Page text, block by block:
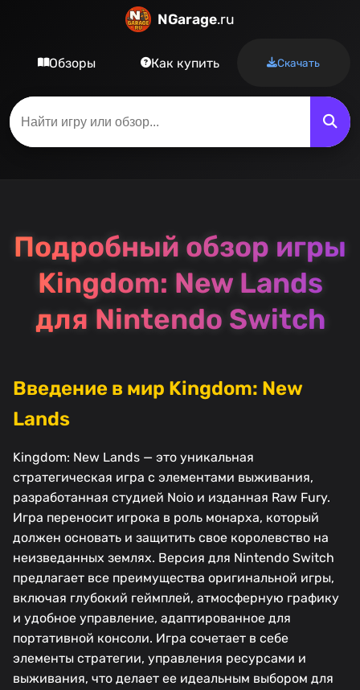
NGarage.ru
Обзоры Как купить Скачать
Подробный обзор игры
Kingdom: New Lands
для Nintendo Switch
Введение в мир Kingdom: New
Lands
Kingdom: New Lands — это уникальная
стратегическая игра с элементами выживания,
разработанная студией Noio и изданная Raw Fury.
Игра переносит игрока в роль монарха, который
должен основать и защитить свое королевство на
неизведанных землях. Версия для Nintendo Switch
предлагает все преимущества оригинальной игры,
включая глубокий геймплей, атмосферную графику
и удобное управление, адаптированное для
портативной консоли. Игра сочетает в себе
элементы стратегии, управления ресурсами и
выживания, что делает ее идеальным выбором для